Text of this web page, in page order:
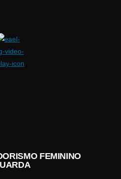
FEMININO